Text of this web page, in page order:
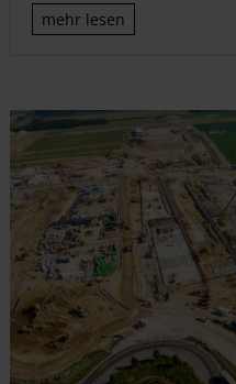
mehr lesen